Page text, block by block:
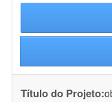
Título do Projeto: